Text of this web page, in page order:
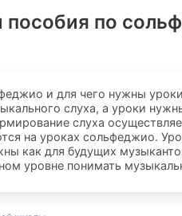
пособия по
и для чего нужны
слуха, а уроки
слуха
на уроках сольфеджио.
как для будущих
уровне понимать